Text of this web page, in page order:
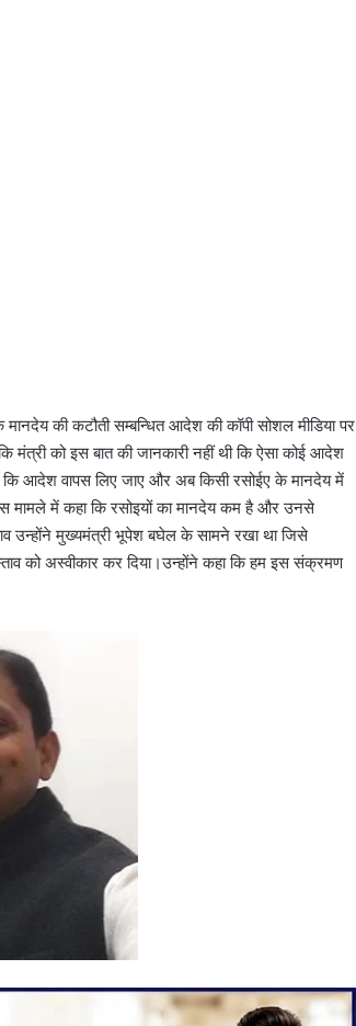
की कटौती सम्बन्धित आदेश की कॉपी सोशल मीडिया पर
मंत्री को इस बात की जानकारी नहीं थी कि ऐसा कोई आदेश
कि आदेश वापस लिए जाए और अब किसी रसोईए के मानदेय में
मामले में कहा कि रसोइयों का मानदेय कम है और उनसे
उन्होंने मुख्यमंत्री भूपेश बघेल के सामने रखा था जिसे
को अस्वीकार कर दिया।उन्होंने कहा कि हम इस संक्रमण